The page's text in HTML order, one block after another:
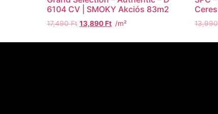
6104 CV | SMOKY Akciós 83m2
17,490Ft 13,890Ft /m²
Ceres